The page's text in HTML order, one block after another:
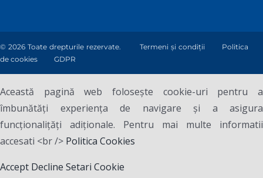
© 2026 Toate drepturile rezervate.Termeni și condiții
Politica
de cookies
GDPR
Această pagină web folosește cookie-uri pentru a
îmbunătăți experiența de navigare și a asigura
funcționalițăți adiționale. Pentru mai multe informatii
accesati <br /> Politica Cookies
Accept Decline Setari Cookie